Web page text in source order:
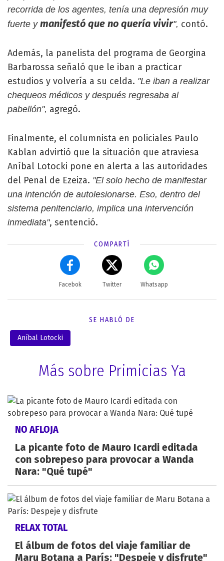
recorrida de los agentes, tenía una depresión muy
fuerte ymanifestó que no quería vivir", contó.
Además, la panelista del programa de Georgina
Barbarossa señaló que le iban a practicar
estudios y volvería a su celda. "Le iban a realizar
chequeos médicos y después regresaba al
pabellón", agregó.
Finalmente, el columnista en policiales Paulo
Kablan advirtió que la situación que atraviesa
Aníbal Lotocki pone en alerta a las autoridades
del Penal de Ezeiza. "El solo hecho de manifestar
una intención de autolesionarse. Eso, dentro del
sistema penitenciario, implica una intervención
inmediata", sentenció.
COMPARTÍ
Facebok Twitter Whatsapp
SE HABLÓ DE
Aníbal Lotocki
Más sobre Primicias Ya
NO AFLOJA
La picante foto de Mauro Icardi editada
con sobrepeso para provocar a Wanda
Nara: "Qué tupé"
RELAX TOTAL
El álbum de fotos del viaje familiar de
Maru Botana a París: "Despeje y disfrute"